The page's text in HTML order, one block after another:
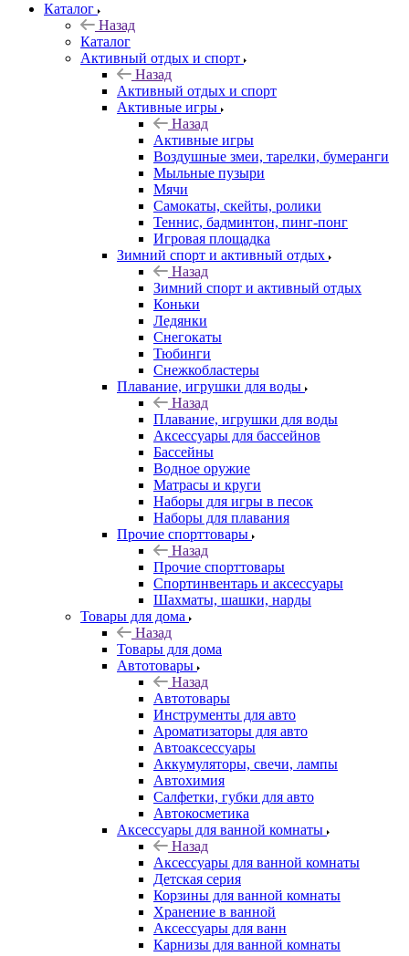
Каталог
Назад
Каталог
Активный отдых и спорт
Назад
Активный отдых и спорт
Активные игры
Назад
Активные игры
Воздушные змеи, тарелки, бумеранги
Мыльные пузыри
Мячи
Самокаты, скейты, ролики
Теннис, бадминтон, пинг-понг
Игровая площадка
Зимний спорт и активный отдых
Назад
Зимний спорт и активный отдых
Коньки
Ледянки
Снегокаты
Тюбинги
Снежкобластеры
Плавание, игрушки для воды
Назад
Плавание, игрушки для воды
Аксессуары для бассейнов
Бассейны
Водное оружие
Матрасы и круги
Наборы для игры в песок
Наборы для плавания
Прочие спорттовары
Назад
Прочие спорттовары
Спортинвентарь и аксессуары
Шахматы, шашки, нарды
Товары для дома
Назад
Товары для дома
Автотовары
Назад
Автотовары
Инструменты для авто
Ароматизаторы для авто
Автоаксессуары
Аккумуляторы, свечи, лампы
Автохимия
Салфетки, губки для авто
Автокосметика
Аксессуары для ванной комнаты
Назад
Аксессуары для ванной комнаты
Детская серия
Корзины для ванной комнаты
Хранение в ванной
Аксессуары для ванн
Карнизы для ванной комнаты